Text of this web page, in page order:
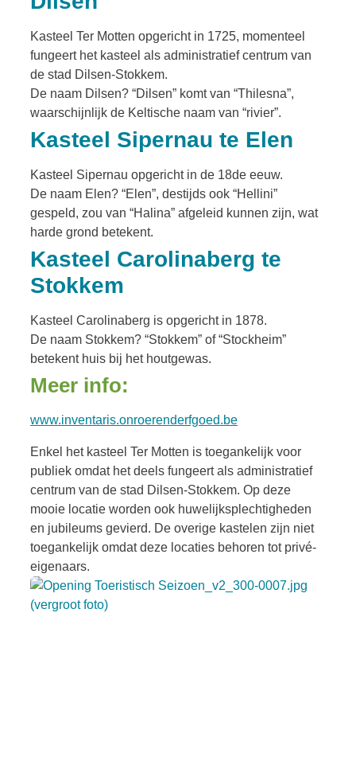
Kasteel Ter Motten opgericht in 1725, momenteel
fungeert het kasteel als administratief centrum van
de stad Dilsen-Stokkem.
De naam Dilsen? “Dilsen” komt van “Thilesna”,
waarschijnlijk de Keltische naam van “rivier”.
Kasteel Sipernau te Elen
Kasteel Sipernau opgericht in de 18de eeuw.
De naam Elen? “Elen”, destijds ook “Hellini”
gespeld, zou van “Halina” afgeleid kunnen zijn, wat
harde grond betekent.
Kasteel Carolinaberg te
Stokkem
Kasteel Carolinaberg is opgericht in 1878.
De naam Stokkem? “Stokkem” of “Stockheim”
betekent huis bij het houtgewas.
Meer info:
www.inventaris.onroerenderfgoed.be
Enkel het kasteel Ter Motten is toegankelijk voor
publiek omdat het deels fungeert als administratief
centrum van de stad Dilsen-Stokkem. Op deze
mooie locatie worden ook huwelijksplechtigheden
en jubileums gevierd. De overige kastelen zijn niet
toegankelijk omdat deze locaties behoren tot privé-
eigenaars.